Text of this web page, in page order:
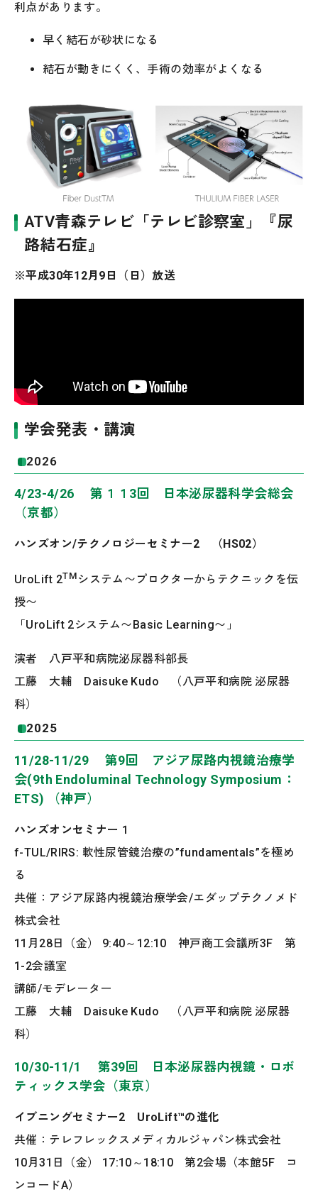
利点があります。
早く結石が砂状になる
結石が動きにくく、手術の効率がよくなる
ATV青森テレビ「テレビ診察室」『尿
路結石症』
※平成30年12月9日（日）放送
学会発表・講演
2026
4/23-4/26 第１１3回 日本泌尿器科学会総会
（京都）
ハンズオン/テクノロジーセミナー2 （HS02）
UroLift 2TM システム〜プロクターからテクニックを伝
授〜
「UroLift 2システム〜Basic Learning〜」
演者 八戸平和病院泌尿器科部長
工藤 大輔 Daisuke Kudo （八戸平和病院 泌尿器
科）
2025
11/28-11/29 第9回 アジア尿路内視鏡治療学
会(9th Endoluminal Technology Symposium：
ETS) （神戸）
ハンズオンセミナー１
f-TUL/RIRS: 軟性尿管鏡治療の”fundamentals”を極め
る
共催：アジア尿路内視鏡治療学会/エダップテクノメド
株式会社
11月28日（金） 9:40～12:10 神戸商工会議所3F 第
1-2会議室
講師/モデレーター
工藤 大輔 Daisuke Kudo （八戸平和病院 泌尿器
科）
10/30-11/1 第39回 日本泌尿器内視鏡・ロボ
ティックス学会（東京）
イブニングセミナー2 UroLift™の進化
共催：テレフレックスメディカルジャパン株式会社
10月31日（金） 17:10～18:10 第2会場（本館5F コ
ンコードA）